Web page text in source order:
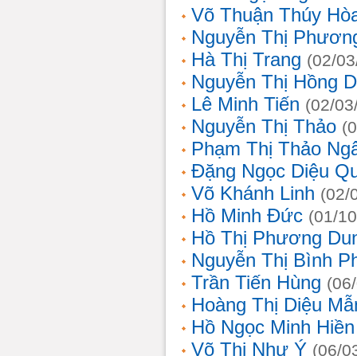
Võ Thuận Thúy
Nguyễn Thị
Hà Thị Trang (02/
Nguyễn Thị Hồng
Lê Minh Tiến (02/
Nguyễn Thị Thảo
Phạm Thị Thảo
Đặng Ngọc Diệu
Võ Khánh Linh (02/
Hồ Minh Đức (01/
Hồ Thị Phương
Nguyễn Thị Bình
Trần Tiến Hùng
Hoàng Thị Diệu
Hồ Ngọc Minh Hiền
Võ Thị Như Ý (06/